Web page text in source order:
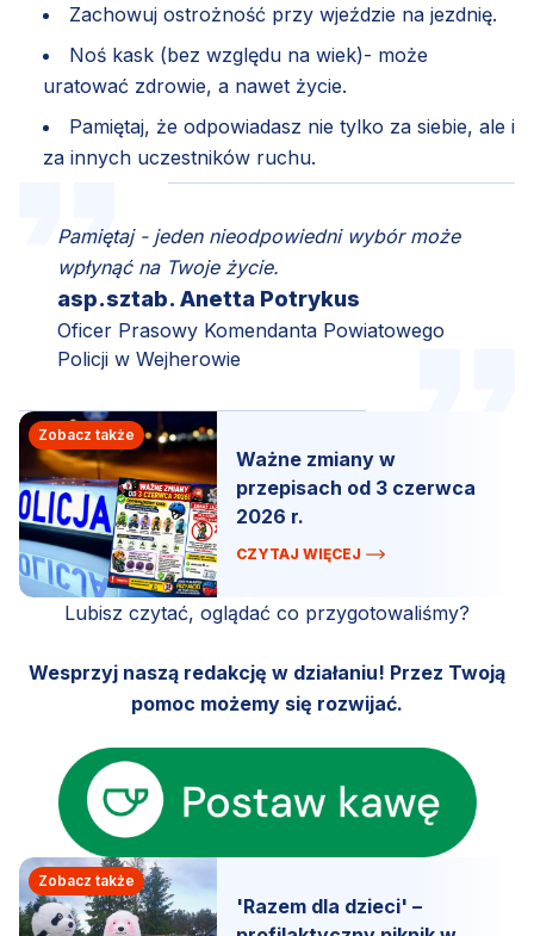
Zachowuj ostrożność przy wjeździe na jezdnię.
Noś kask (bez względu na wiek)- może
uratować zdrowie, a nawet życie.
Pamiętaj, że odpowiadasz nie tylko za siebie, ale i
za innych uczestników ruchu.
Pamiętaj - jeden nieodpowiedni wybór może
wpłynąć na Twoje życie.
asp.sztab. Anetta Potrykus
Oficer Prasowy Komendanta Powiatowego
Policji w Wejherowie
Zobacz także
Ważne zmiany w
przepisach od 3 czerwca
2026 r.
CZYTAJ WIĘCEJ
Lubisz czytać, oglądać co przygotowaliśmy?
Wesprzyj naszą redakcję w działaniu! Przez Twoją
pomoc możemy się rozwijać.
Zobacz także
'Razem dla dzieci' –